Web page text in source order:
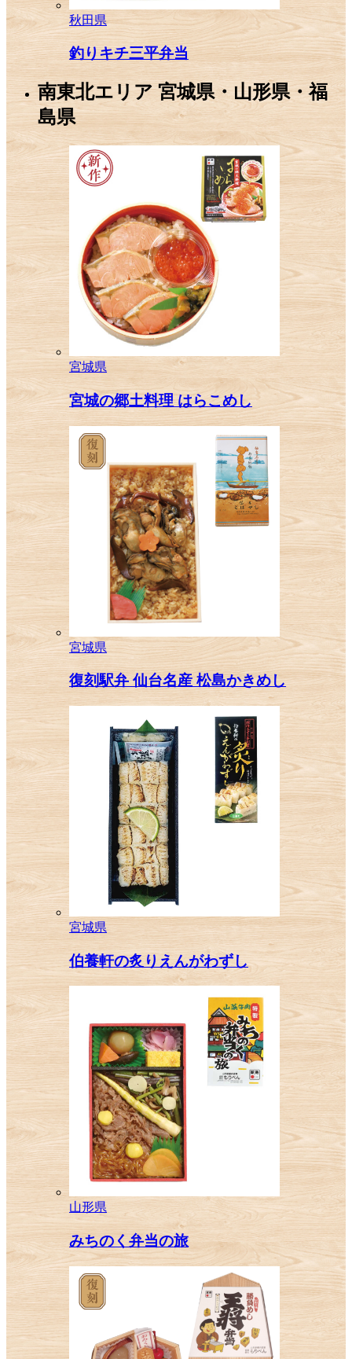
秋田県
釣りキチ三平弁当
南東北エリア 宮城県・山形県・福
島県
宮城県
宮城の郷土料理 はらこめし
宮城県
復刻駅弁 仙台名産 松島かきめし
宮城県
伯養軒の炙りえんがわずし
山形県
みちのく弁当の旅